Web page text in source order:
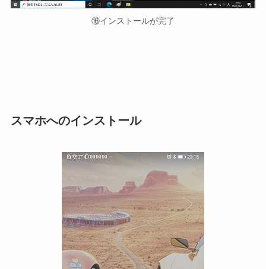
⑯インストールが完了
スマホへのインストール